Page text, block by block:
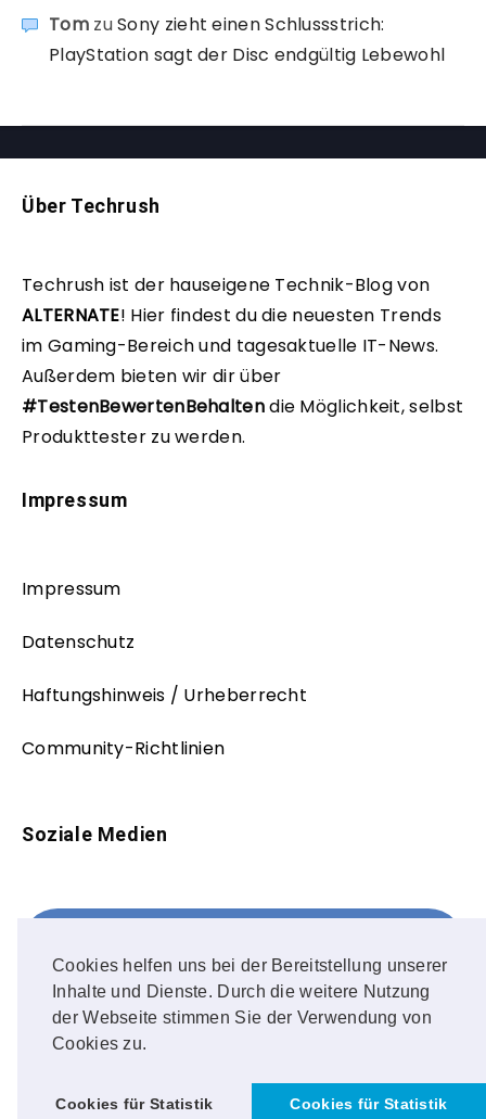
Cookies helfen uns bei der Bereitstellung unserer
Inhalte und Dienste. Durch die weitere Nutzung
der Webseite stimmen Sie der Verwendung von
Cookies zu.
Cookies für Statistik Cookies für Statistik
TomzuSony zieht einen Schlussstrich:
PlayStation sagt der Disc endgültig Lebewohl
Über Techrush
Techrush ist der hauseigene Technik-Blog von
ALTERNATE! Hier findest du die neuesten Trends
im Gaming-Bereich und tagesaktuelle IT-News.
Außerdem bieten wir dir über
#TestenBewertenBehaltendie Möglichkeit, selbst
Produkttester zu werden.
Impressum
Impressum
Datenschutz
Haftungshinweis / Urheberrecht
Community-Richtlinien
Soziale Medien
FOLLOW ME!
Instagram
OUR PHOTOS!